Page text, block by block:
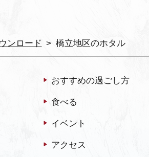
ンロード 橋立地区のホタル
おすすめの過ごし方
食べる
イベント
アクセス